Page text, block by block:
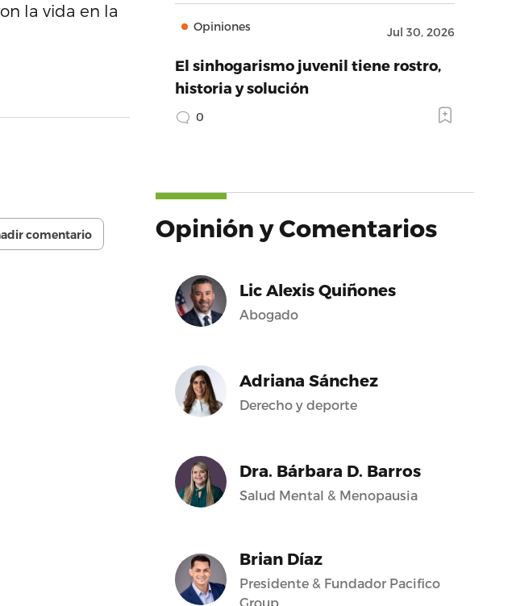
la vida en la
comentario
Opiniones Jul 30, 2026
El sinhogarismo juvenil tiene rostro,
historia y solución
0
Opinión y Comentarios
Lic Alexis Quiñones
Abogado
Adriana Sánchez
Derecho y deporte
Dra. Bárbara D. Barros
Salud Mental & Menopausia
Brian Díaz
Presidente & Fundador Pacifico
Group